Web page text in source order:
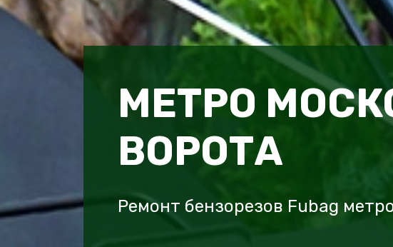
МЕТРО
ВОРОТА
Ремонт бензорезов Fubag